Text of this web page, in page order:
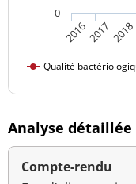
Qualité
20162017 2018
0
Analyse
Compte-rendu